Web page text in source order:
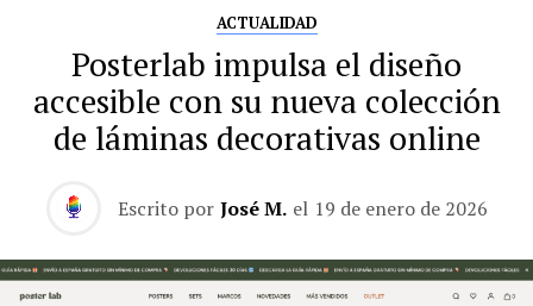
ACTUALIDAD
Posterlab impulsa el diseño
accesible con su nueva colección
de láminas decorativas online
Escrito por José M. el 19 de enero de 2026